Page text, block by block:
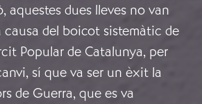
aquestes dues lleves no van
del boicot sistemàtic de
Popular de Catalunya, per
sí que va ser un èxit la
de Guerra, que es va